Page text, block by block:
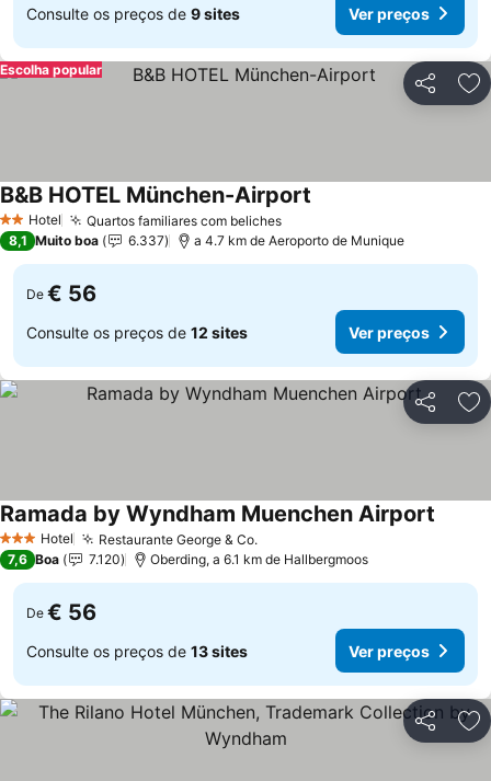
Consulte os preços de 9 sites Ver preços
Partilhar
Escolha popular
2 Estrelas
Hotel Quartos familiares com beliches
B&B HOTEL München-Airport
8,1 Muito boa 6.337 a 4.7 km de Aeroporto de Munique
De € 56
Consulte os preços de 12 sites Ver preços
Partilhar
3 EstrelasHotel Restaurante George & Co.
Ramada by Wyndham Muenchen Airport
7,6 Boa 7.120 Oberding, a 6.1 km de Hallbergmoos
De € 56
Consulte os preços de 13 sites Ver preços
Partilhar